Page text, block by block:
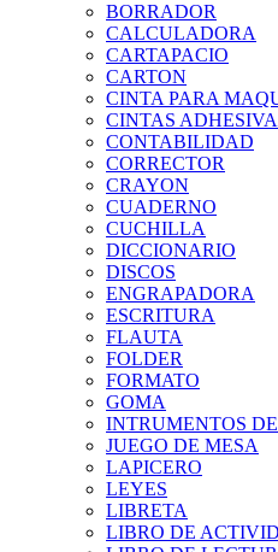
BORRADOR
CALCULADORA
CARTAPACIO
CARTON
CINTA PARA
CINTAS
CONTABILIDAD
CORRECTOR
CRAYON
CUADERNO
CUCHILLA
DICCIONARIO
DISCOS
ENGRAPADORA
ESCRITURA
FLAUTA
FOLDER
FORMATO
GOMA
INTRUMENTOS
JUEGO DE MESA
LAPICERO
LEYES
LIBRETA
LIBRO DE